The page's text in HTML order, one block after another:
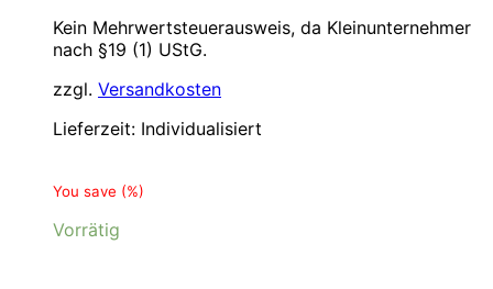
Kein Mehrwertsteuerausweis, da Kleinunternehmer
nach §19 (1) UStG.
zzgl. Versandkosten
Lieferzeit: Individualisiert
You save (%)
Vorrätig